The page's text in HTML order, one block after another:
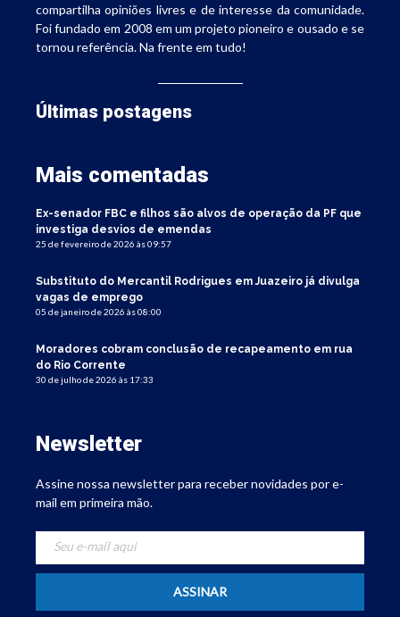
compartilha opiniões livres e de interesse da comunidade.
Foi fundado em 2008 em um projeto pioneiro e ousado e se
tornou referência. Na frente em tudo!
Últimas postagens
Mais comentadas
Ex-senador FBC e filhos são alvos de operação da PF que
investiga desvios de emendas
25 de fevereiro de 2026 às 09:57
Substituto do Mercantil Rodrigues em Juazeiro já divulga
vagas de emprego
05 de janeiro de 2026 às 08:00
Moradores cobram conclusão de recapeamento em rua
do Rio Corrente
30 de julho de 2026 às 17:33
Newsletter
Assine nossa newsletter para receber novidades por e-
mail em primeira mão.